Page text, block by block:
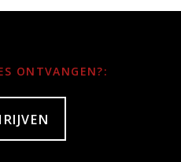
ONTVANGEN?: